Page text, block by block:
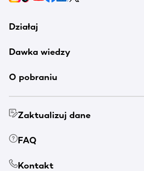
Działaj
Dawka wiedzy
O pobraniu
Zaktualizuj dane
FAQ
Kontakt